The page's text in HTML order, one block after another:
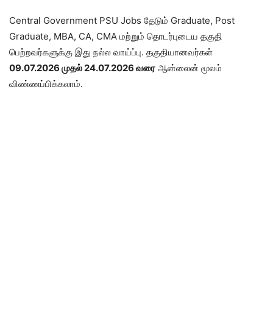
Central Government PSU Jobs தேடும் Graduate, Post
Graduate, MBA, CA, CMA மற்றும் தொடர்புடைய தகுதி
பெற்றவர்களுக்கு இது நல்ல வாய்ப்பு. தகுதியானவர்கள்
09.07.2026 முதல் 24.07.2026 வரை ஆன்லைன் மூலம்
விண்ணப்பிக்கலாம்.